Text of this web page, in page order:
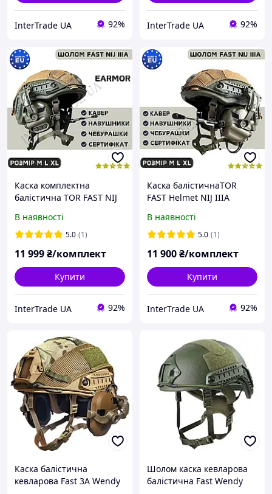
InterTrade UA 92% InterTrade UA 92%
Каска комплектна
балістична TOR FAST NIJ
M32H чебурашка
Бронешолом Каска
В наявності
5.0 (1)
11 999₴/комплект
Купити
InterTrade UA 92%
Каска балістичнаTOR
FAST Helmet NIJ IIIA
на чебурашках Каска
військова Бронешолом
В наявності
5.0 (1)
11 900₴/комплект
Купити
InterTrade UA 92%
Каска балістична
кевларова Fast 3А Wendy
Шолом каска кевларова
балістична Fast Wendy